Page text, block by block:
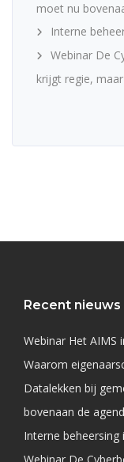
moet nu
Interne
Webinar De
krijgt regie,
Recent nieuws
Webinar Het AIMS
Waarom
Datalekken bij
bovenaan de
Interne